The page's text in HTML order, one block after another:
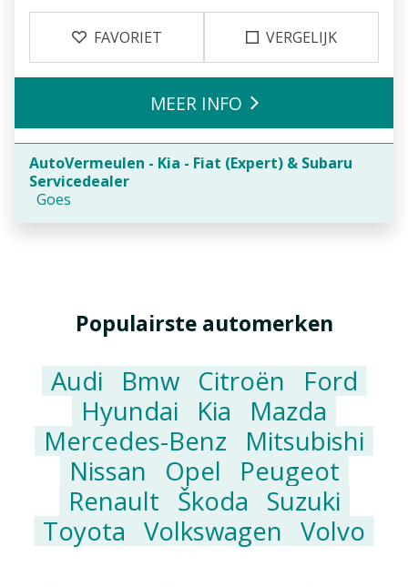
FAVORIET VERGELIJK
AutoVermeulen - Kia - Fiat (Expert) & Subaru
Servicedealer
Goes
MEER INFO
Populairste automerken
Audi Bmw Citroën
Ford
Hyundai
Kia
Mazda
Mercedes-Benz
Mitsubishi
Nissan
Opel
Peugeot
Renault Škoda
Suzuki
Toyota Volkswagen Volvo